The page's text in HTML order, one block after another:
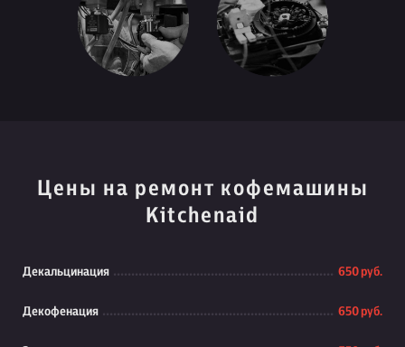
Цены на ремонт кофемашины
Kitchenaid
Декальцинация 650 руб.
Декофенация 650 руб.